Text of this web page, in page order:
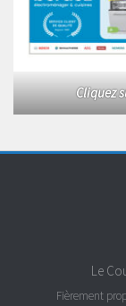
Cliquez
Le
Fièrement